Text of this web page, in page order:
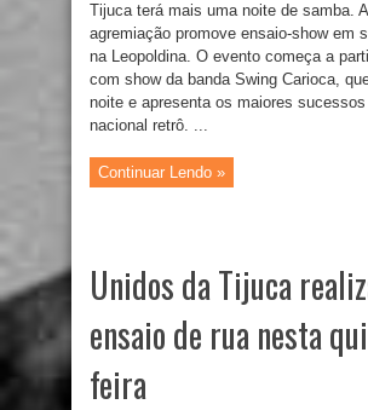
Tijuca terá mais uma noite de samba. A
agremiação promove ensaio-show em
na Leopoldina. O evento começa a
com show da banda Swing Carioca,
noite e apresenta os maiores
nacional retrô. ...
Continuar Lendo »
Unidos da Tijuca
ensaio de rua nesta
feira